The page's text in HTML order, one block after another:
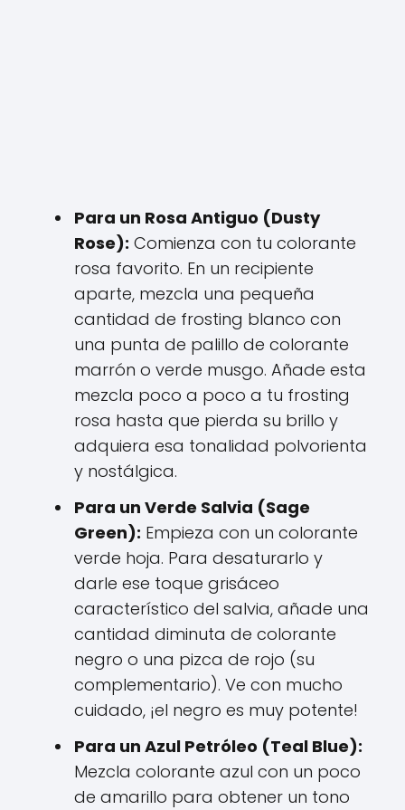
Para un Rosa Antiguo (Dusty
Rose): Comienza con tu colorante
rosa favorito. En un recipiente
aparte, mezcla una pequeña
cantidad de frosting blanco con
una punta de palillo de colorante
marrón o verde musgo. Añade esta
mezcla poco a poco a tu frosting
rosa hasta que pierda su brillo y
adquiera esa tonalidad polvorienta
y nostálgica.
Para un Verde Salvia (Sage
Green): Empieza con un colorante
verde hoja. Para desaturarlo y
darle ese toque grisáceo
característico del salvia, añade una
cantidad diminuta de colorante
negro o una pizca de rojo (su
complementario). Ve con mucho
cuidado, ¡el negro es muy potente!
Para un Azul Petróleo (Teal Blue):
Mezcla colorante azul con un poco
de amarillo para obtener un tono